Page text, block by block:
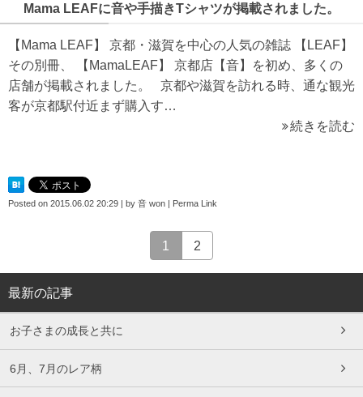
Mama LEAFに音や手描きTシャツが掲載されました。
【Mama LEAF】 京都・滋賀を中心の人気の雑誌 【LEAF】
その別冊、 【MamaLEAF】 京都店【音】を初め、多くの
店舗が掲載されました。 京都や滋賀を訪れる時、通な観光
客が京都駅付近まず購入す…
続きを読む
Posted on 2015.06.02 20:29 | by 音 won | Perma Link
1 2
最新の記事
お子さまの成長と共に
6月、7月のレア柄